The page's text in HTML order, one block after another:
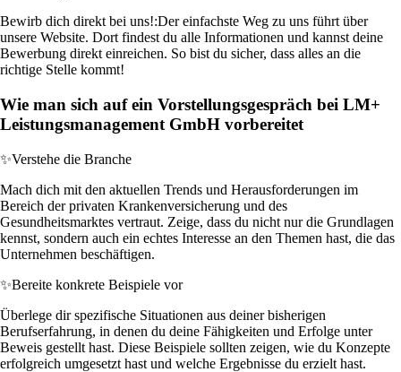
Bewirb dich direkt bei uns!:Der einfachste Weg zu uns führt über
unsere Website. Dort findest du alle Informationen und kannst deine
Bewerbung direkt einreichen. So bist du sicher, dass alles an die
richtige Stelle kommt!
Wie man sich auf ein Vorstellungsgespräch bei LM+
Leistungsmanagement GmbH vorbereitet
✨Verstehe die Branche
Mach dich mit den aktuellen Trends und Herausforderungen im
Bereich der privaten Krankenversicherung und des
Gesundheitsmarktes vertraut. Zeige, dass du nicht nur die Grundlagen
kennst, sondern auch ein echtes Interesse an den Themen hast, die das
Unternehmen beschäftigen.
✨Bereite konkrete Beispiele vor
Überlege dir spezifische Situationen aus deiner bisherigen
Berufserfahrung, in denen du deine Fähigkeiten und Erfolge unter
Beweis gestellt hast. Diese Beispiele sollten zeigen, wie du Konzepte
erfolgreich umgesetzt hast und welche Ergebnisse du erzielt hast.